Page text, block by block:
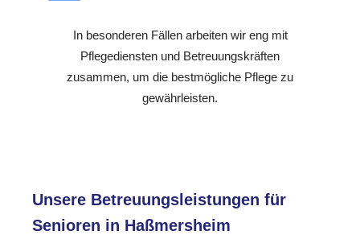
In besonderen Fällen arbeiten wir eng mit
Pflegediensten und Betreuungskräften
zusammen, um die bestmögliche Pflege zu
gewährleisten.
Unsere Betreuungsleistungen für
Senioren in Haßmersheim